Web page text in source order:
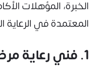
الخبرة، المؤهلات
المعتمدة في الرعاية
1. فني رعاية مرضى مبتدئ